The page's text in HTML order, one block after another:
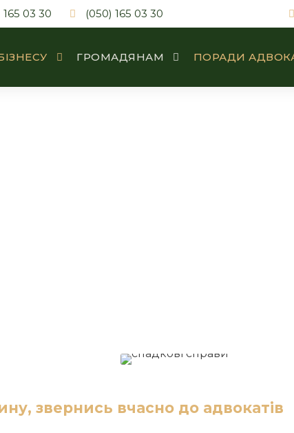
165 03 30 (050) 165 03 30
ГРОМАДЯНАМ ПОРАДИ
звернись вчасно до адвокатів